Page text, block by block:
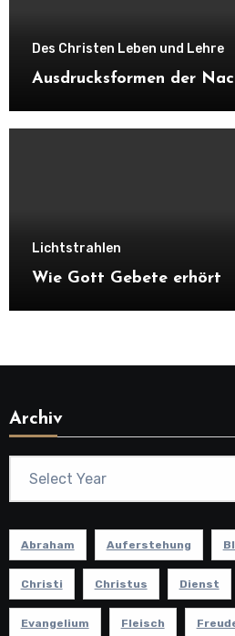
Des Christen Leben und Lehre
Ausdrucksformen der
Lichtstrahlen
Wie Gott Gebete erhört
Archiv
Abraham Auferstehung
Christi Christus Dienst
Evangelium Fleisch